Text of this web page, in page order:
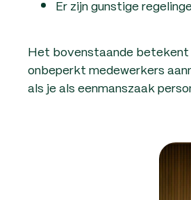
Er zijn gunstige
Het bovenstaande betekent
onbeperkt medewerkers
als je als eenmanszaak